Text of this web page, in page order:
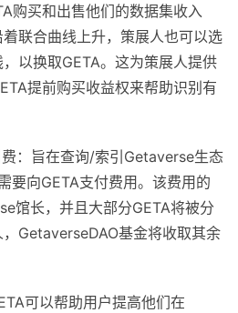
购买和出售他们的数据集收入
联合曲线上升，策展人也可以选
以换取GETA。这为策展人提供
提前购买收益权来帮助识别有
：旨在查询/索引Getaverse生态
要向GETA支付费用。该费用的
馆长，并且大部分GETA将被分
GetaverseDAO基金将收取其余
可以帮助用户提高他们在